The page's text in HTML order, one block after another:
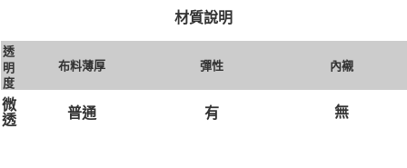
材質說明
透
明
度
布料薄厚 彈性 內襯
微
透
普通 有 無